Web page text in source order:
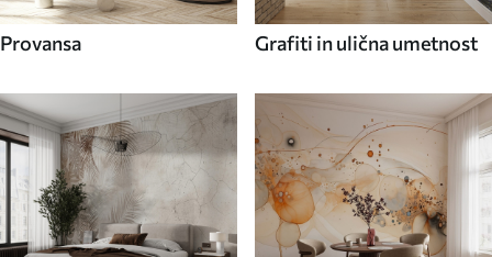
Provansa Grafiti in ulična umetnost